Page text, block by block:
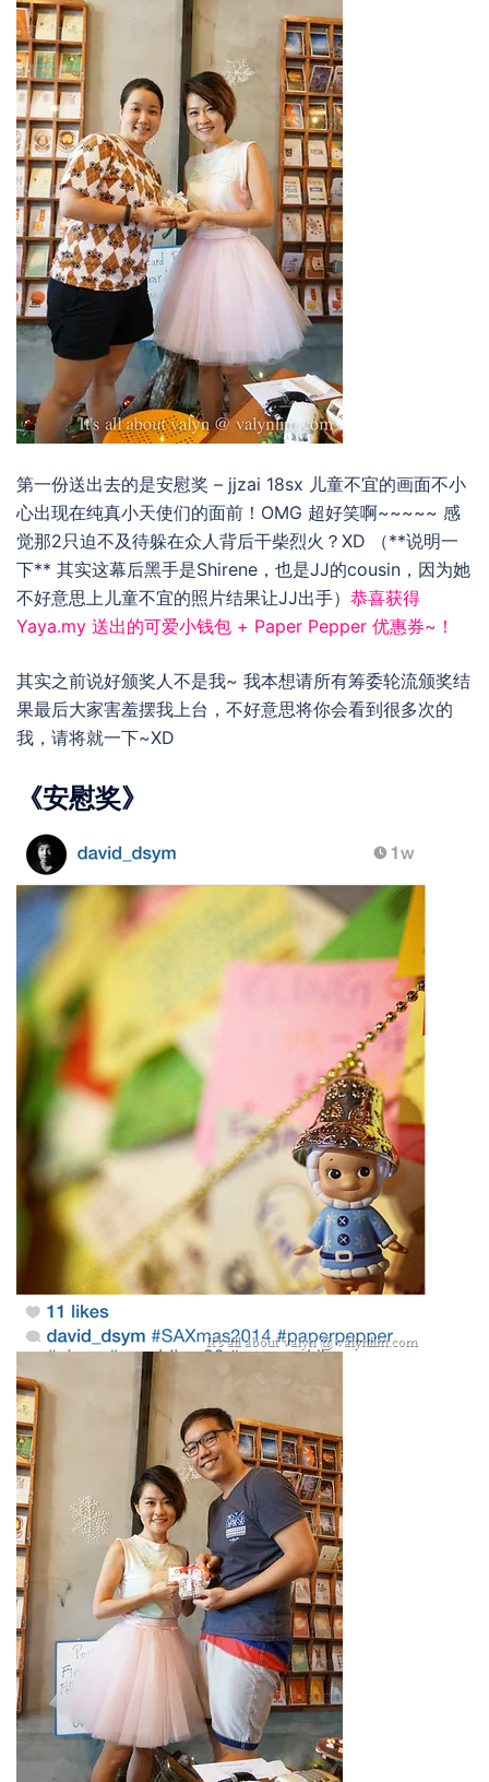
第一份送出去的是安慰奖 – jjzai 18sx 儿童不宜的画面不小
心出现在纯真小天使们的面前！OMG 超好笑啊~~~~~ 感
觉那2只迫不及待躲在众人背后干柴烈火？XD （**说明一
下** 其实这幕后黑手是Shirene，也是JJ的cousin，因为她
不好意思上儿童不宜的照片结果让JJ出手） 恭喜获得
Yaya.my 送出的可爱小钱包 + Paper Pepper 优惠券~！
其实之前说好颁奖人不是我~ 我本想请所有筹委轮流颁奖结
果最后大家害羞摆我上台，不好意思将你会看到很多次的
我，请将就一下~XD
《安慰奖》